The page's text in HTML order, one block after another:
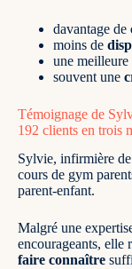
davantage de
moins de
une
souvent une
Témoignage de
192 clients en trois
Sylvie, infirmière
cours de gym
parent-enfant.
Malgré une
encourageants, elle
faire connaître